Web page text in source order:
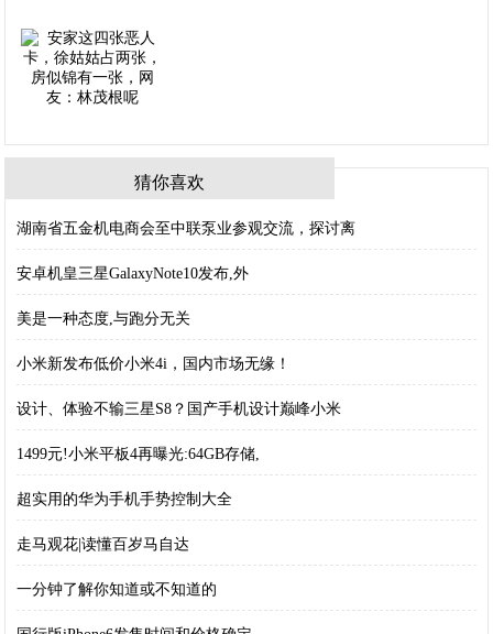
猜你喜欢
湖南省五金机电商会至中联泵业参观交流，探讨离
安卓机皇三星GalaxyNote10发布,外
美是一种态度,与跑分无关
小米新发布低价小米4i，国内市场无缘！
设计、体验不输三星S8？国产手机设计巅峰小米
1499元!小米平板4再曝光:64GB存储,
超实用的华为手机手势控制大全
走马观花|读懂百岁马自达
一分钟了解你知道或不知道的